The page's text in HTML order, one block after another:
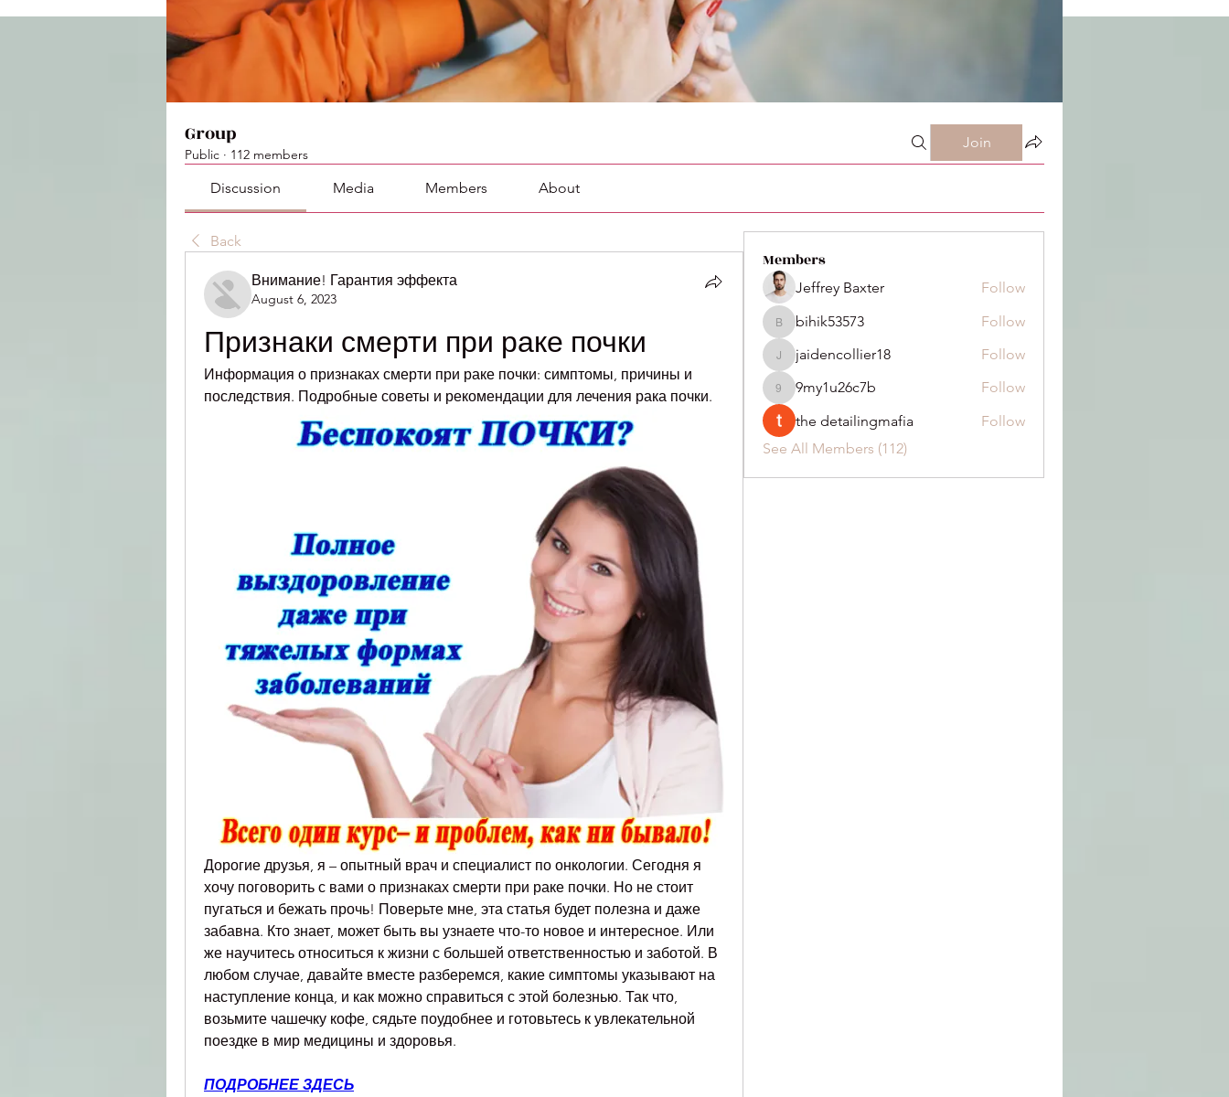
Group
Public · 112 members
Join
Discussion Media Members About
Back
Внимание! Гарантия эффекта
August 6, 2023
Признаки смерти при раке почки
Информация о признаках смерти при раке почки: симптомы, причины и
последствия. Подробные советы и рекомендации для лечения рака почки.
Дорогие друзья, я – опытный врач и специалист по онкологии. Сегодня я
хочу поговорить с вами о признаках смерти при раке почки. Но не стоит
пугаться и бежать прочь! Поверьте мне, эта статья будет полезна и даже
забавна. Кто знает, может быть вы узнаете что-то новое и интересное. Или
же научитесь относиться к жизни с большей ответственностью и заботой. В
любом случае, давайте вместе разберемся, какие симптомы указывают на
наступление конца, и как можно справиться с этой болезнью. Так что,
возьмите чашечку кофе, сядьте поудобнее и готовьтесь к увлекательной
поездке в мир медицины и здоровья.
ПОДРОБНЕЕ ЗДЕСЬ
Members
Jeffrey Baxter Follow
bihik53573
bihik53573 Follow
jaidencollier18
jaidencollier18 Follow
9my1u26c7b
9my1u26c7b
Follow
the detailingmafia
Follow
See All Members (112)